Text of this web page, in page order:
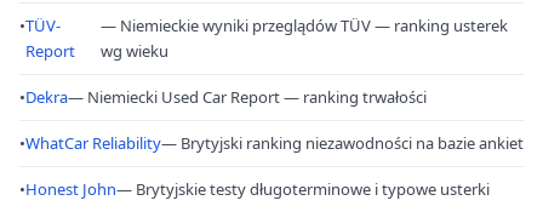
•TÜV-
Report
— Niemieckie wyniki przeglądów TÜV — ranking usterek
wg wieku
•Dekra— Niemiecki Used Car Report — ranking trwałości
•WhatCar Reliability— Brytyjski ranking niezawodności na bazie ankiet
•Honest John— Brytyjskie testy długoterminowe i typowe usterki